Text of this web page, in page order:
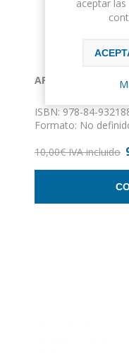
APÓCRIFAS
ISBN: 978-84-
Formato: No
10,00€ IVA incluido
aceptar